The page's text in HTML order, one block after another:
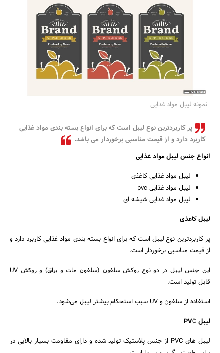
بانک، بیمه و سرمایه
مسکن و ساختمان
نمونه لیبل مواد غذایی
پر کاربردترین نوع لیبل است که برای انواع بسته بندی مواد غذایی
کاربرد دارد و از قیمت مناسبی برخوردار می باشد.
انواع جنس لیبل مواد غذایی
لیبل مواد غذایی کاغذی
لیبل مواد غذایی pvc
لیبل مواد غذایی شیشه ای
لیبل کاغذی
پر کاربردترین نوع لیبل است که برای انواع بسته بندی مواد غذایی کاربرد دارد و
از قیمت مناسبی برخوردار است.
این جنس لیبل در دو نوع روکش سلفون (سلفون مات و براق) و روکش UV
قابل تولید است.
استفاده از سلفون و UV سبب استحکام بیشتر لیبل می‌شود.
لیبل PVC
لیبل های PVC از جنس پلاستیک تولید شده و دارای مقاومت بسیار بالایی در